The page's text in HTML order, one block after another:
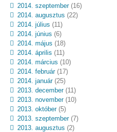
2014. szeptember(16)
2014. augusztus (22)
2014. július (11)
2014. június (6)
2014. május (18)
2014. április (11)
2014. március (10)
2014. február(17)
2014. január(25)
2013. december(11)
2013. november(10)
2013. október(5)
2013. szeptember(7)
2013. augusztus (2)